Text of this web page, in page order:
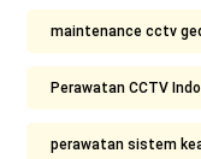
maintenance cctv
Perawatan CCTV
perawatan sistem